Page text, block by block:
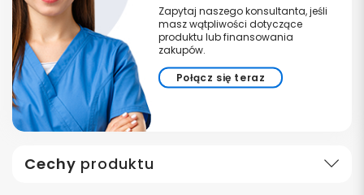
Zapytaj naszego konsultanta, jeśli
masz wątpliwości dotyczące
produktu lub finansowania
zakupów.
Połącz się teraz
Cechy produktu